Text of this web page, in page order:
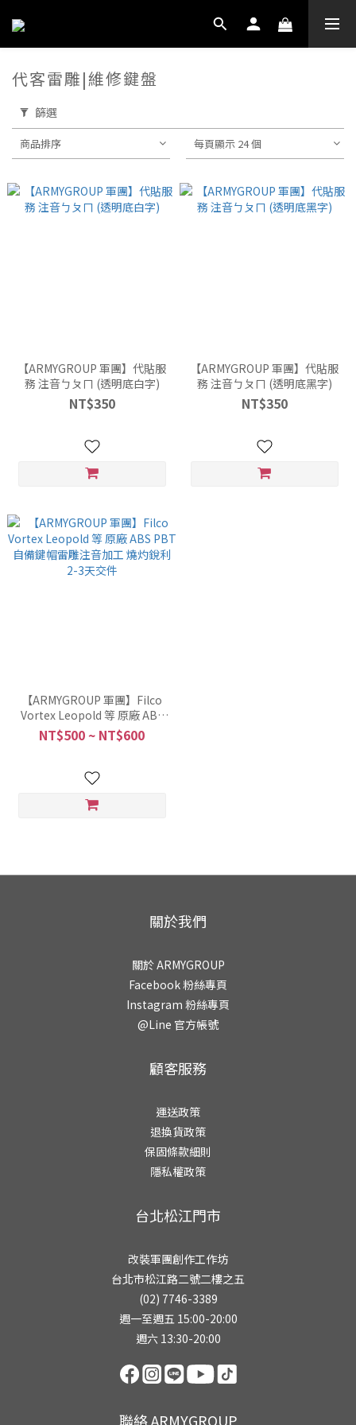
代客雷雕|維修鍵盤
篩選
商品排序 每頁顯示 24 個
【ARMYGROUP 軍團】代貼服
務 注音ㄅㄆㄇ (透明底白字)
NT$350
【ARMYGROUP 軍團】代貼服
務 注音ㄅㄆㄇ (透明底黑字)
NT$350
【ARMYGROUP 軍團】Filco
Vortex Leopold 等 原廠 ABS
PBT 自備鍵帽雷雕注音加工 燒
灼銳利 2-3天交件
NT$500 ~ NT$600
關於我們
關於 ARMYGROUP
Facebook 粉絲專頁
Instagram 粉絲專頁
@Line 官方帳號
顧客服務
運送政策
退換貨政策
保固條款細則
隱私權政策
台北松江門市
改裝軍團創作工作坊
台北市松江路二號二樓之五
(02) 7746-3389
週一至週五 15:00-20:00
週六 13:30-20:00
聯絡 ARMYGROUP